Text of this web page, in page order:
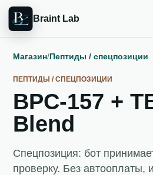
Braint Lab
Магазин/Пептиды / спецпозиции
ПЕПТИДЫ / СПЕЦПОЗИЦИИ
BPC-157 +
Blend
Спецпозиция: бот
проверку. Без автооплаты,